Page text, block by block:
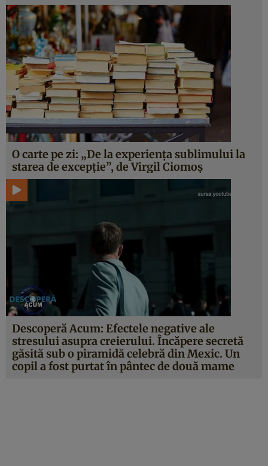
O carte pe zi: „De la experienţa sublimului la
starea de excepţie”, de Virgil Ciomoş
Descoperă Acum: Efectele negative ale
stresului asupra creierului. Încăpere secretă
găsită sub o piramidă celebră din Mexic. Un
copil a fost purtat în pântec de două mame